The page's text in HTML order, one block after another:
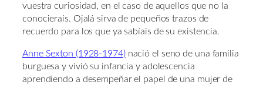
vuestra curiosidad, en el caso de aquellos que no la
conocierais. Ojalá sirva de pequeños trazos de
recuerdo para los que ya sabíais de su existencia.
Anne Sexton (1928-1974)nació el seno de una familia
burguesa y vivió su infancia y adolescencia
aprendiendo a desempeñar el papel de una mujer de